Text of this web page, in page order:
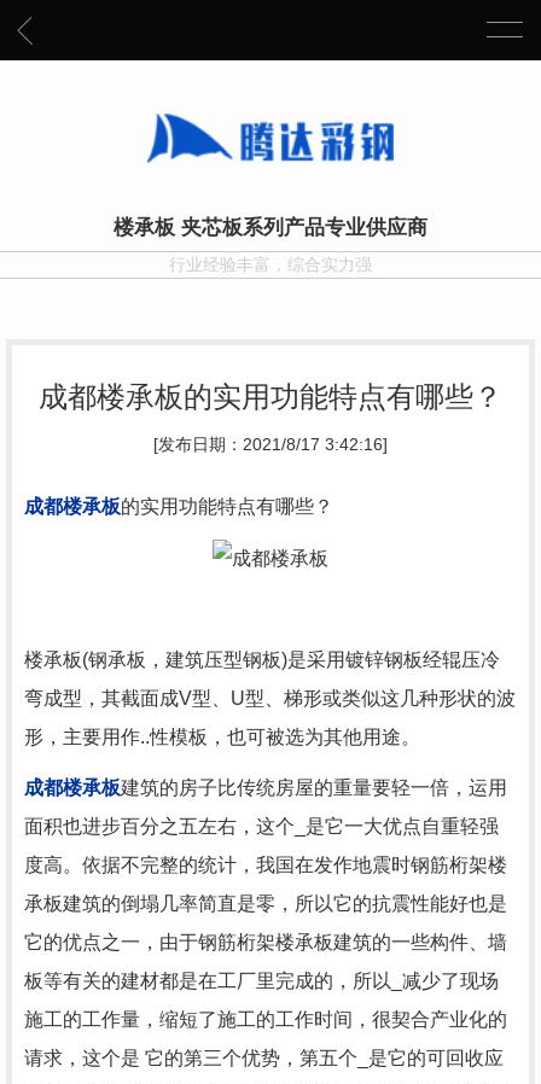
楼承板 夹芯板系列产品专业供应商
行业经验丰富，综合实力强
成都楼承板的实用功能特点有哪些？
[发布日期：2021/8/17 3:42:16]
成都楼承板的实用功能特点有哪些？
楼承板(钢承板，建筑压型钢板)是采用镀锌钢板经辊压冷
弯成型，其截面成V型、U型、梯形或类似这几种形状的波
形，主要用作..性模板，也可被选为其他用途。
成都楼承板建筑的房子比传统房屋的重量要轻一倍，运用
面积也进步百分之五左右，这个_是它一大优点自重轻强
度高。依据不完整的统计，我国在发作地震时钢筋桁架楼
承板建筑的倒塌几率简直是零，所以它的抗震性能好也是
它的优点之一，由于钢筋桁架楼承板建筑的一些构件、墙
板等有关的建材都是在工厂里完成的，所以_减少了现场
施工的工作量，缩短了施工的工作时间，很契合产业化的
请求，这个是 它的第三个优势，第五个_是它的可回收应